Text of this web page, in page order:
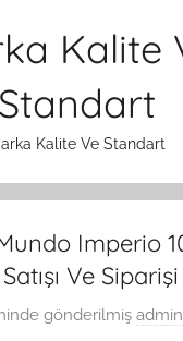
Kalite
Standart
Kalite Ve Standart
Imperio
Ve Siparişi
gönderilmiş admin